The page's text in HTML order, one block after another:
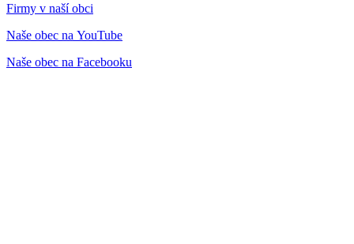
Firmy v naší obci
Naše obec na YouTube
Naše obec na Facebooku